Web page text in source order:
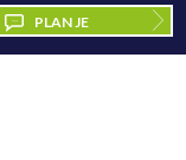
PLAN JE